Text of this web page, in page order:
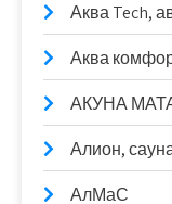
Аква Tech,
Аква
АКУНА
Алион,
АлМаС